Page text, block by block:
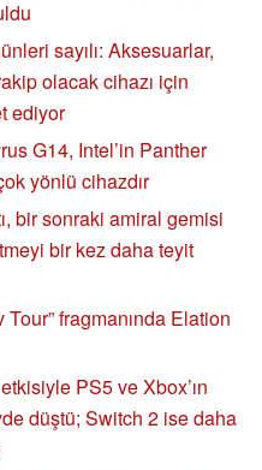
sayılı: Aksesuarlar,
olacak cihazı için
ediyor
G14, Intel’in Panther
yönlü cihazdır
bir sonraki amiral gemisi
bir kez daha teyit
fragmanında Elation
PS5 ve Xbox’ın
düştü; Switch 2 ise daha